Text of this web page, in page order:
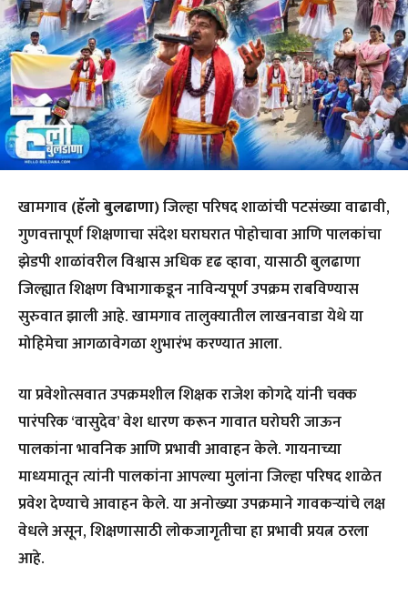
खामगाव(हॅलो बुलढाणा)जिल्हा परिषद शाळांची पटसंख्या वाढावी,
गुणवत्तापूर्ण शिक्षणाचा संदेश घराघरात पोहोचावा आणि पालकांचा
झेडपी शाळांवरील विश्वास अधिक दृढ व्हावा, यासाठी बुलढाणा
जिल्ह्यात शिक्षण विभागाकडून नाविन्यपूर्ण उपक्रम राबविण्यास
सुरुवात झाली आहे. खामगाव तालुक्यातील लाखनवाडा येथे या
मोहिमेचा आगळावेगळा शुभारंभ करण्यात आला.
या प्रवेशोत्सवात उपक्रमशील शिक्षक राजेश कोगदे यांनी चक्क
पारंपरिक ‘वासुदेव’ वेश धारण करून गावात घरोघरी जाऊन
पालकांना भावनिक आणि प्रभावी आवाहन केले. गायनाच्या
माध्यमातून त्यांनी पालकांना आपल्या मुलांना जिल्हा परिषद शाळेत
प्रवेश देण्याचे आवाहन केले. या अनोख्या उपक्रमाने गावकऱ्यांचे लक्ष
वेधले असून, शिक्षणासाठी लोकजागृतीचा हा प्रभावी प्रयत्न ठरला
आहे.